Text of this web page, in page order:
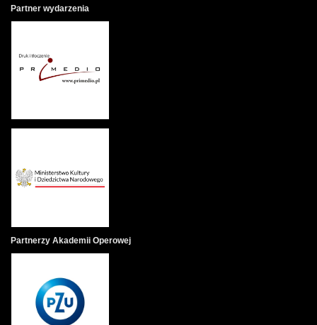
Partner wydarzenia
Partnerzy Akademii Operowej